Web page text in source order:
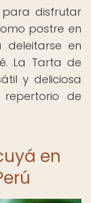
disfrutar
postre en
en
La Tarta de
y deliciosa
de
en